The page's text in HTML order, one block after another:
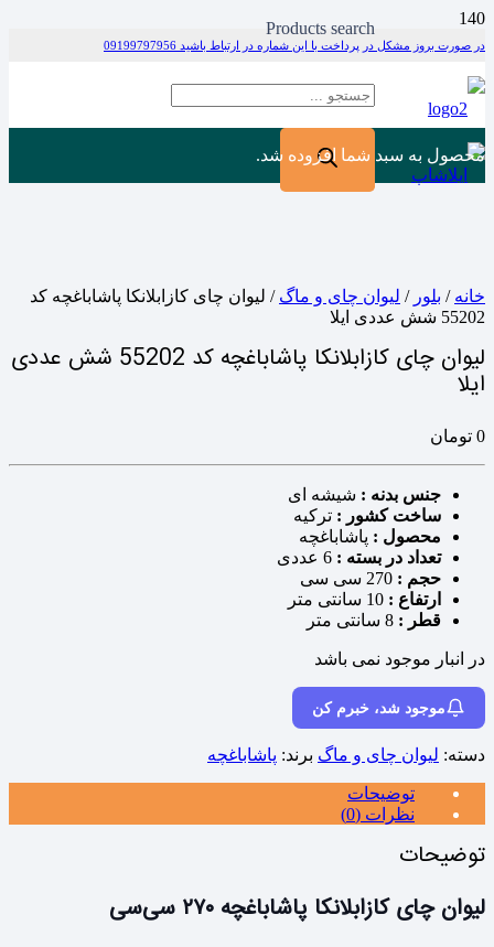
در صورت بروز مشکل در پرداخت با این شماره در ارتباط باشید 09199797956
Products search
محصول به سبد شما افزوده شد.
خانه / بلور / لیوان چای و ماگ / لیوان چای کازابلانکا پاشاباغچه کد
55202 شش عددی ایلا
لیوان چای کازابلانکا پاشاباغچه کد 55202 شش عددی
ایلا
0 تومان
جنس بدنه : شیشه ای
ساخت کشور : ترکیه
محصول : پاشاباغچه
تعداد در بسته :
حجم :
ارتفاع :
قطر :
در انبار موجود نمی باشد
موجود شد، خبرم کن
دسته: لیوان چای و ماگ برند: پاشاباغچه
توضیحات
نظرات (0)
توضیحات
لیوان چای کازابلانکا پاشاباغچه ۲۷۰ سی‌سی